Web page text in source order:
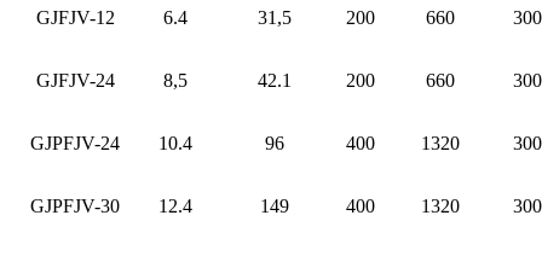
GJFJV-12 6.4 31,5 200 660 300
GJFJV-24 8,5 42.1 200 660 300
GJPFJV-24 10.4 96 400 1320 300
GJPFJV-30 12.4 149 400 1320 300